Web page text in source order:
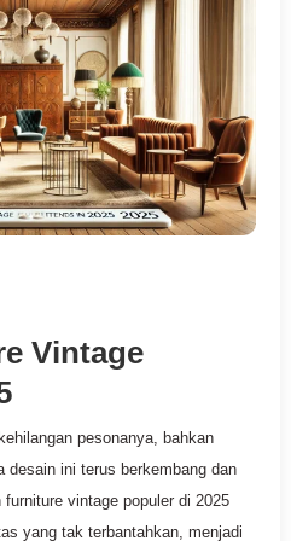
Vintage
pesonanya, bahkan
desain ini terus berkembang dan
vintage populer di 2025
yang tak terbantahkan, menjadi